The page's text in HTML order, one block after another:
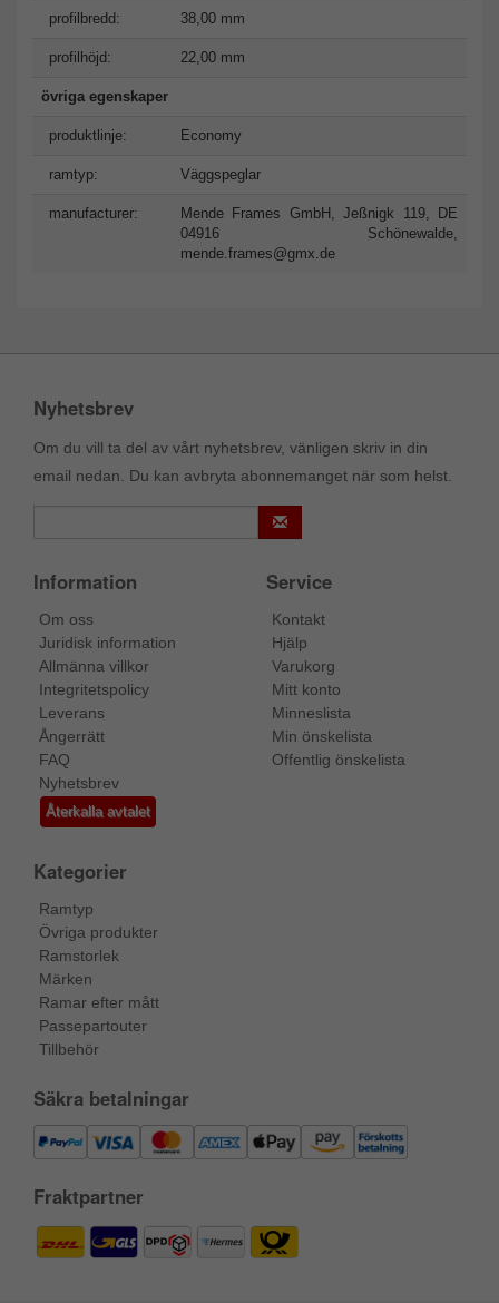
profilbredd: 38,00 mm
profilhöjd: 22,00 mm
övriga egenskaper
produktlinje: Economy
ramtyp: Väggspeglar
manufacturer:
Mende Frames GmbH, Jeßnigk 119, DE
04916 Schönewalde,
mende.frames@gmx.de
Nyhetsbrev
Om du vill ta del av vårt nyhetsbrev, vänligen skriv in din
email nedan. Du kan avbryta abonnemanget när som helst.
Information
Om oss
Juridisk information
Allmänna villkor
Integritetspolicy
Leverans
Ångerrätt
FAQ
Nyhetsbrev
Återkalla avtalet
Service
Kontakt
Hjälp
Varukorg
Mitt konto
Minneslista
Min önskelista
Offentlig önskelista
Kategorier
Ramtyp
Övriga produkter
Ramstorlek
Märken
Ramar efter mått
Passepartouter
Tillbehör
Säkra betalningar
Fraktpartner